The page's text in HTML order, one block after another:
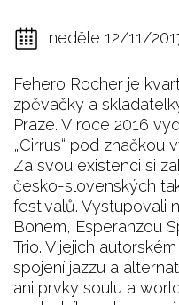
neděle 12/11/
Fehero Rocher je
zpěvačky a
Praze. V roce 2016
„Cirrus“ pod značkou
Za svou existenci si
česko-slovenských
festivalů. Vystupovali
Bonem, Esperanzou
Trio. V jejich
spojení jazzu a
ani prvky soulu a